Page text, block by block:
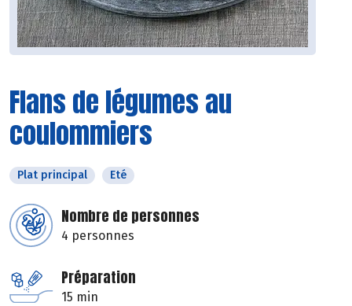
Flans de légumes au
coulommiers
Plat principal Eté
Nombre de personnes
4 personnes
Préparation
15 min